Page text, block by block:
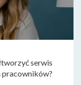
serwis
pracowników?